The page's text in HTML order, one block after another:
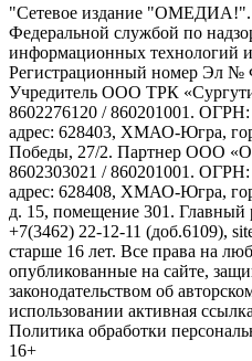
"Сетевое издание "ОМЕДИА!".
Федеральной службой по
информационных технологий
Регистрационный номер Эл №
Учредитель ООО ТРК
8602276120 / 860201001.
адрес: 628403, ХМАО-Югра,
Победы, 27/2. Партнер ООО
8602303021 / 860201001.
адрес: 628408, ХМАО-Югра,
д. 15, помещение 301. Главный
+7(3462) 22-12-11 (доб.6109),
старше 16 лет. Все права на
опубликованные на сайте,
законодательством об
использовании активная
Политика обработки
16+